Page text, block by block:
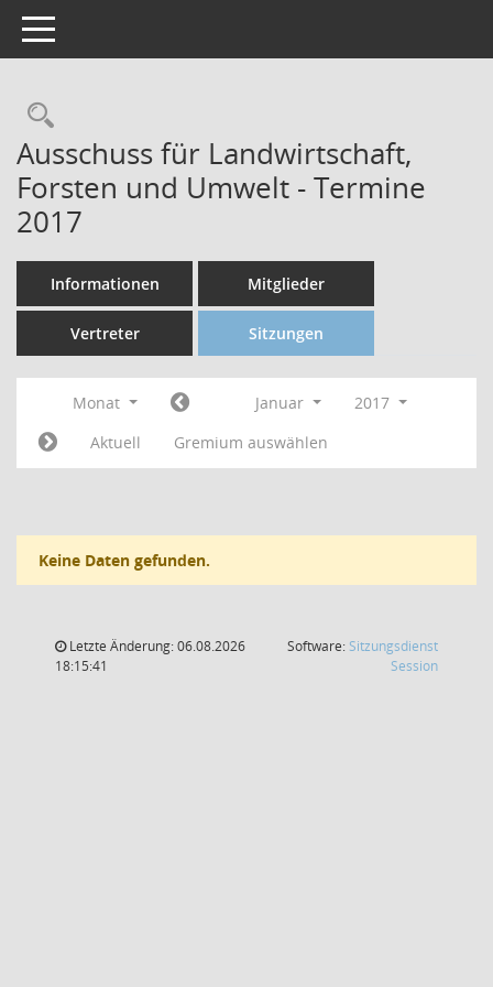
Toggle navigation
Ausschuss für Landwirtschaft,
Forsten und Umwelt - Termine
2017
Informationen Mitglieder
Vertreter Sitzungen
Monat Januar
2017
Aktuell
Gremium auswählen
Keine Daten gefunden.
Letzte Änderung: 06.08.2026
18:15:41
Software: Sitzungsdienst
Session(Wird in